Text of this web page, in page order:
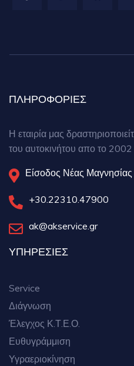
ΠΛΗΡΟΦΟΡΙΕΣ
Η εταιρία μας
του αυτοκινήτου απο το 2002
Είσοδος Νέας
+30.22310.47900
ak@akservice.gr
ΥΠΗΡΕΣΙΕΣ
Service
Διάγνωση
Έλεγχος Κ.Τ.Ε.Ο.
Ευθυγράμμιση
Υγραεριοκίνηση